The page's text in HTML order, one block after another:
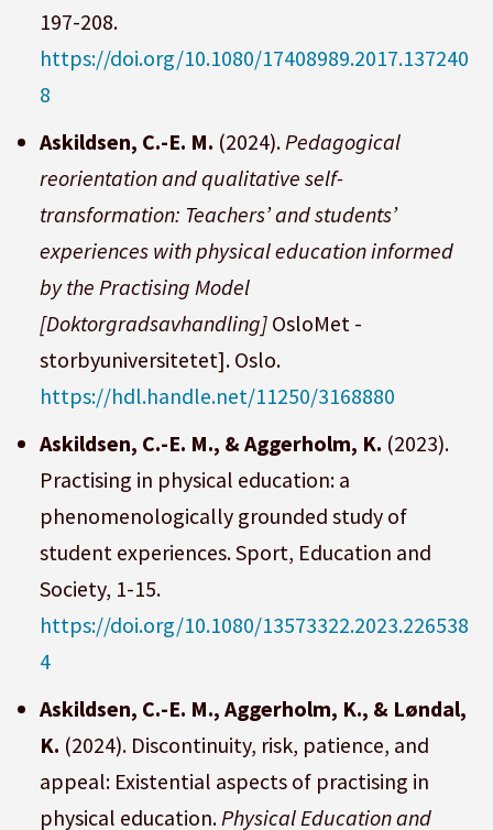
197-208.
https://doi.org/10.1080/17408989.2017.137240
8
Askildsen, C.-E. M. (2024). Pedagogical
reorientation and qualitative self-
transformation: Teachers’ and students’
experiences with physical education informed
by the Practising Model
[Doktorgradsavhandling] OsloMet -
storbyuniversitetet]. Oslo.
https://hdl.handle.net/11250/3168880
Askildsen, C.-E. M., & Aggerholm, K. (2023).
Practising in physical education: a
phenomenologically grounded study of
student experiences. Sport, Education and
Society, 1-15.
https://doi.org/10.1080/13573322.2023.226538
4
Askildsen, C.-E. M., Aggerholm, K., & Løndal,
K. (2024). Discontinuity, risk, patience, and
appeal: Existential aspects of practising in
physical education. Physical Education and